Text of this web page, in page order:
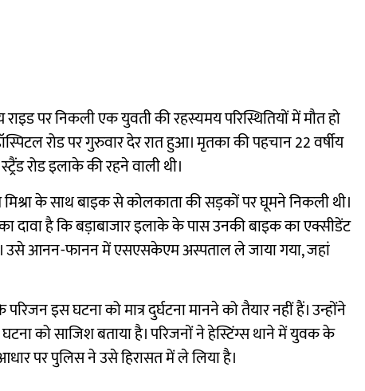
पर निकली एक युवती की रहस्यमय परिस्थितियों में मौत हो
रोड पर गुरुवार देर रात हुआ। मृतका की पहचान 22 वर्षीय
रोड इलाके की रहने वाली थी।
के साथ बाइक से कोलकाता की सड़कों पर घूमने निकली थी।
दावा है कि बड़ाबाजार इलाके के पास उनकी बाइक का एक्सीडेंट
उसे आनन-फानन में एसएसकेएम अस्पताल ले जाया गया, जहां
इस घटना को मात्र दुर्घटना मानने को तैयार नहीं हैं। उन्होंने
को साजिश बताया है। परिजनों ने हेस्टिंग्स थाने में युवक के
पर पुलिस ने उसे हिरासत में ले लिया है।